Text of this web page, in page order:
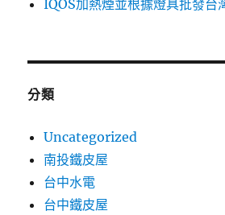
IQOS加熱煙並根據燈具批發台
分類
Uncategorized
南投鐵皮屋
台中水電
台中鐵皮屋